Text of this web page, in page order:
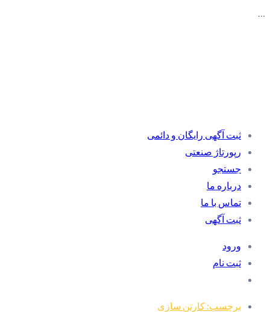
…
ثبت آگهی رایگان و دائمی
رپورتاژ صنعتی
جستجو
درباره ما
تماس با ما
ثبت آگهی
ورود
ثبت نام
برچسب: کارتن سازی